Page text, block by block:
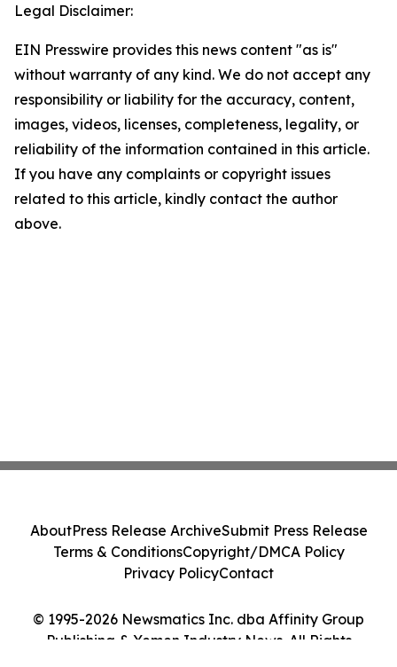
Legal Disclaimer:
EIN Presswire provides this news content "as is"
without warranty of any kind. We do not accept any
responsibility or liability for the accuracy, content,
images, videos, licenses, completeness, legality, or
reliability of the information contained in this article.
If you have any complaints or copyright issues
related to this article, kindly contact the author
above.
© 1995-2026 Newsmatics Inc. dba Affinity Group
Publishing & Yemen Industry News. All Rights
AboutPress Release ArchiveSubmit Press Release
Terms & ConditionsCopyright/DMCA Policy
Privacy PolicyContact